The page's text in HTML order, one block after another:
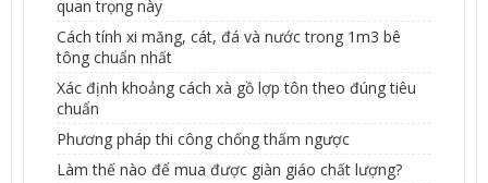
quan trọng này
Cách tính xi măng, cát, đá và nước trong 1m3 bê
tông chuẩn nhất
Xác định khoảng cách xà gồ lợp tôn theo đúng tiêu
chuẩn
Phương pháp thi công chống thấm ngược
Làm thế nào để mua được giàn giáo chất lượng?